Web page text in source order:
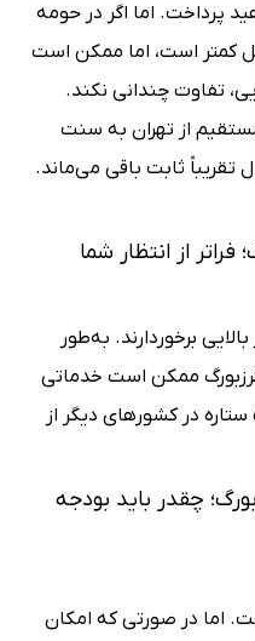
پرداخت. اما اگر در حومه
کمتر است، اما ممکن است
تفاوت چندانی نکند.
مستقیم از تهران به سنت
تقریباً ثابت باقی می‌ماند.
از انتظار شما
برخوردارند. به‌طور
سنت پترزبورگ ممکن است خدماتی
ارائه دهد که حتی برخی هتل‌های ۵ ستاره در کشورهای دیگر از
چقدر باید بودجه
اما در صورتی که امکان